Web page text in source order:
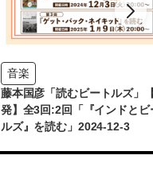
音楽
藤本国彦「読むビートルズ」
発】全3回:2回「『インドとビ
ルズ』を読む」2024-12-3